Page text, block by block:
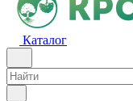
Каталог